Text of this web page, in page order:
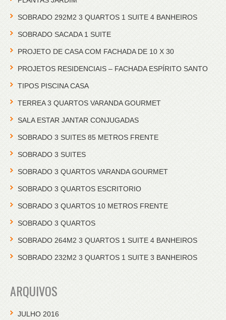
SOBRADO 292M2 3 QUARTOS 1 SUITE 4 BANHEIROS
SOBRADO SACADA 1 SUITE
PROJETO DE CASA COM FACHADA DE 10 X 30
PROJETOS RESIDENCIAIS – FACHADA ESPÍRITO SANTO
TIPOS PISCINA CASA
TERREA 3 QUARTOS VARANDA GOURMET
SALA ESTAR JANTAR CONJUGADAS
SOBRADO 3 SUITES 85 METROS FRENTE
SOBRADO 3 SUITES
SOBRADO 3 QUARTOS VARANDA GOURMET
SOBRADO 3 QUARTOS ESCRITORIO
SOBRADO 3 QUARTOS 10 METROS FRENTE
SOBRADO 3 QUARTOS
SOBRADO 264M2 3 QUARTOS 1 SUITE 4 BANHEIROS
SOBRADO 232M2 3 QUARTOS 1 SUITE 3 BANHEIROS
ARQUIVOS
JULHO 2016